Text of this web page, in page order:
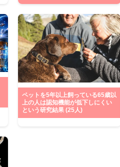
ペットを5年以上飼っている65歳以
上の人は認知機能が低下しにくい
という研究結果 (25人)